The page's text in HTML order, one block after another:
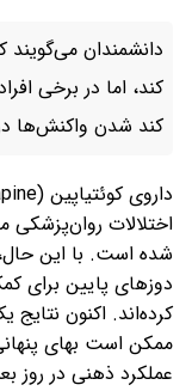
دانشمندان
کند، اما در برخی
کند شدن واکنش‌ها
اختلالات روان‌پزشکی
شده است. با این
دوزهای پایین برای
کرده‌اند. اکنون
ممکن است بهای
عملکرد ذهنی در روز